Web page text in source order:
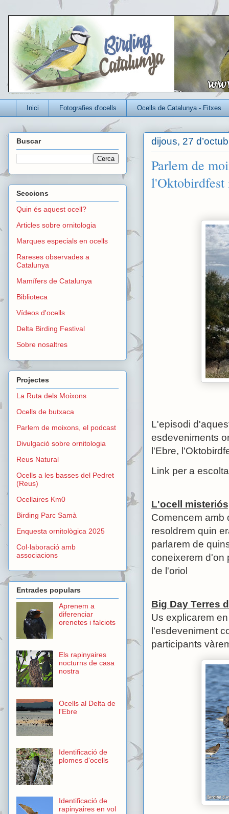
Un blog per conèixer millor els ocells que viuen a Catalunya
Inici Fotografies d'ocells Ocells de Catalunya - Fitxes
dijous, 27
Parlem de
L'episodi
esdeveniments
l'Ebre,
Link per a
L'ocell
Comencem amb
resoldrem quin
parlarem de
coneixerem d'on
de l'oriol
Big Day Terres
Us explicarem
l'esdeveniment
participants
Buscar
Seccions
Quin és aquest ocell?
Articles sobre ornitologia
Marques especials en ocells
Rareses observades a
Catalunya
Mamífers de Catalunya
Biblioteca
Vídeos d'ocells
Delta Birding Festival
Sobre nosaltres
Projectes
La Ruta dels Moixons
Ocells de butxaca
Parlem de moixons, el podcast
Divulgació sobre ornitologia
Reus Natural
Ocells a les basses del Pedret
(Reus)
Ocellaires Km0
Birding Parc Samà
Enquesta ornitològica 2025
Col·laboració amb
associacions
Entrades populars
Aprenem a
diferenciar
orenetes i falciots
Els rapinyaires
nocturns de casa
nostra
Ocells al Delta de
l'Ebre
Identificació de
plomes d'ocells
Identificació de
rapinyaires en vol